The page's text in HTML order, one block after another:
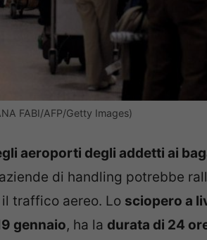
FABI/AFP/Getty Images)
aeroporti degli addetti ai
di handling potrebbe
traffico aereo. Lo sciopero a
gennaio, ha la durata di 24